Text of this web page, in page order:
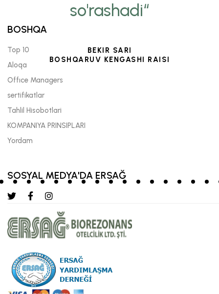
so'rashadi“
BEKIR SARI
BOSHQARUV KENGASHI RAISI
BOSHQA
Top 10
Aloqa
Offıce Managers
sertifikatlar
Tahlil Hisobotlari
KOMPANIYA PRINSIPLARI
Yordam
SOSYAL MEDYA'DA ERSAĞ